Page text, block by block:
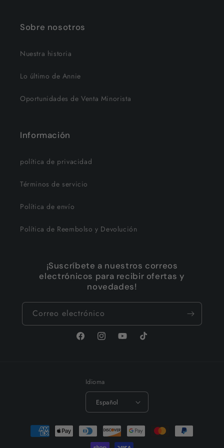
Sobre nosotros
Nuestra historia
Lo último de Annie
Oportunidades de Venta Minorista
Información
política de privacidad
Términos de servicio
Política de envío
Política de Reembolso y Devolución
¡Suscríbete a nuestros correos
electrónicos para recibir ofertas y
novedades!
Correo electrónico
FacebookInstagramYouTubeTikTok
Idioma
Español
Formas